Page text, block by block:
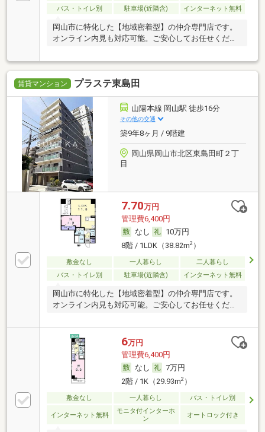
バス・トイレ別
駐車場(近隣含) インターネット無料
岡山市に特化した【地域密着型】の仲介専門店です。
オンライン内見も対応可能。ご安心してお任せくださ
賃貸マンション プラステ東島田
山陽本線 岡山駅 徒歩16分
その他の交通
築9年8ヶ月 / 9階建
岡山県岡山市北区東島田町２丁
目
7.70万円
管理費6,400円
なし
10万円
8階 / 1LDK（38.82m2）
敷金なし 一人暮らし
二人暮らし
バス・トイレ別
駐車場(近隣含) インターネット無料
岡山市に特化した【地域密着型】の仲介専門店です。
オンライン内見も対応可能。ご安心してお任せくださ
6万円
管理費6,400円
なし
7万円
2階 / 1K（29.93m2）
敷金なし 一人暮らし バス・トイレ別
インターネット無料
モニタ付インターホ
ン
オートロック付き